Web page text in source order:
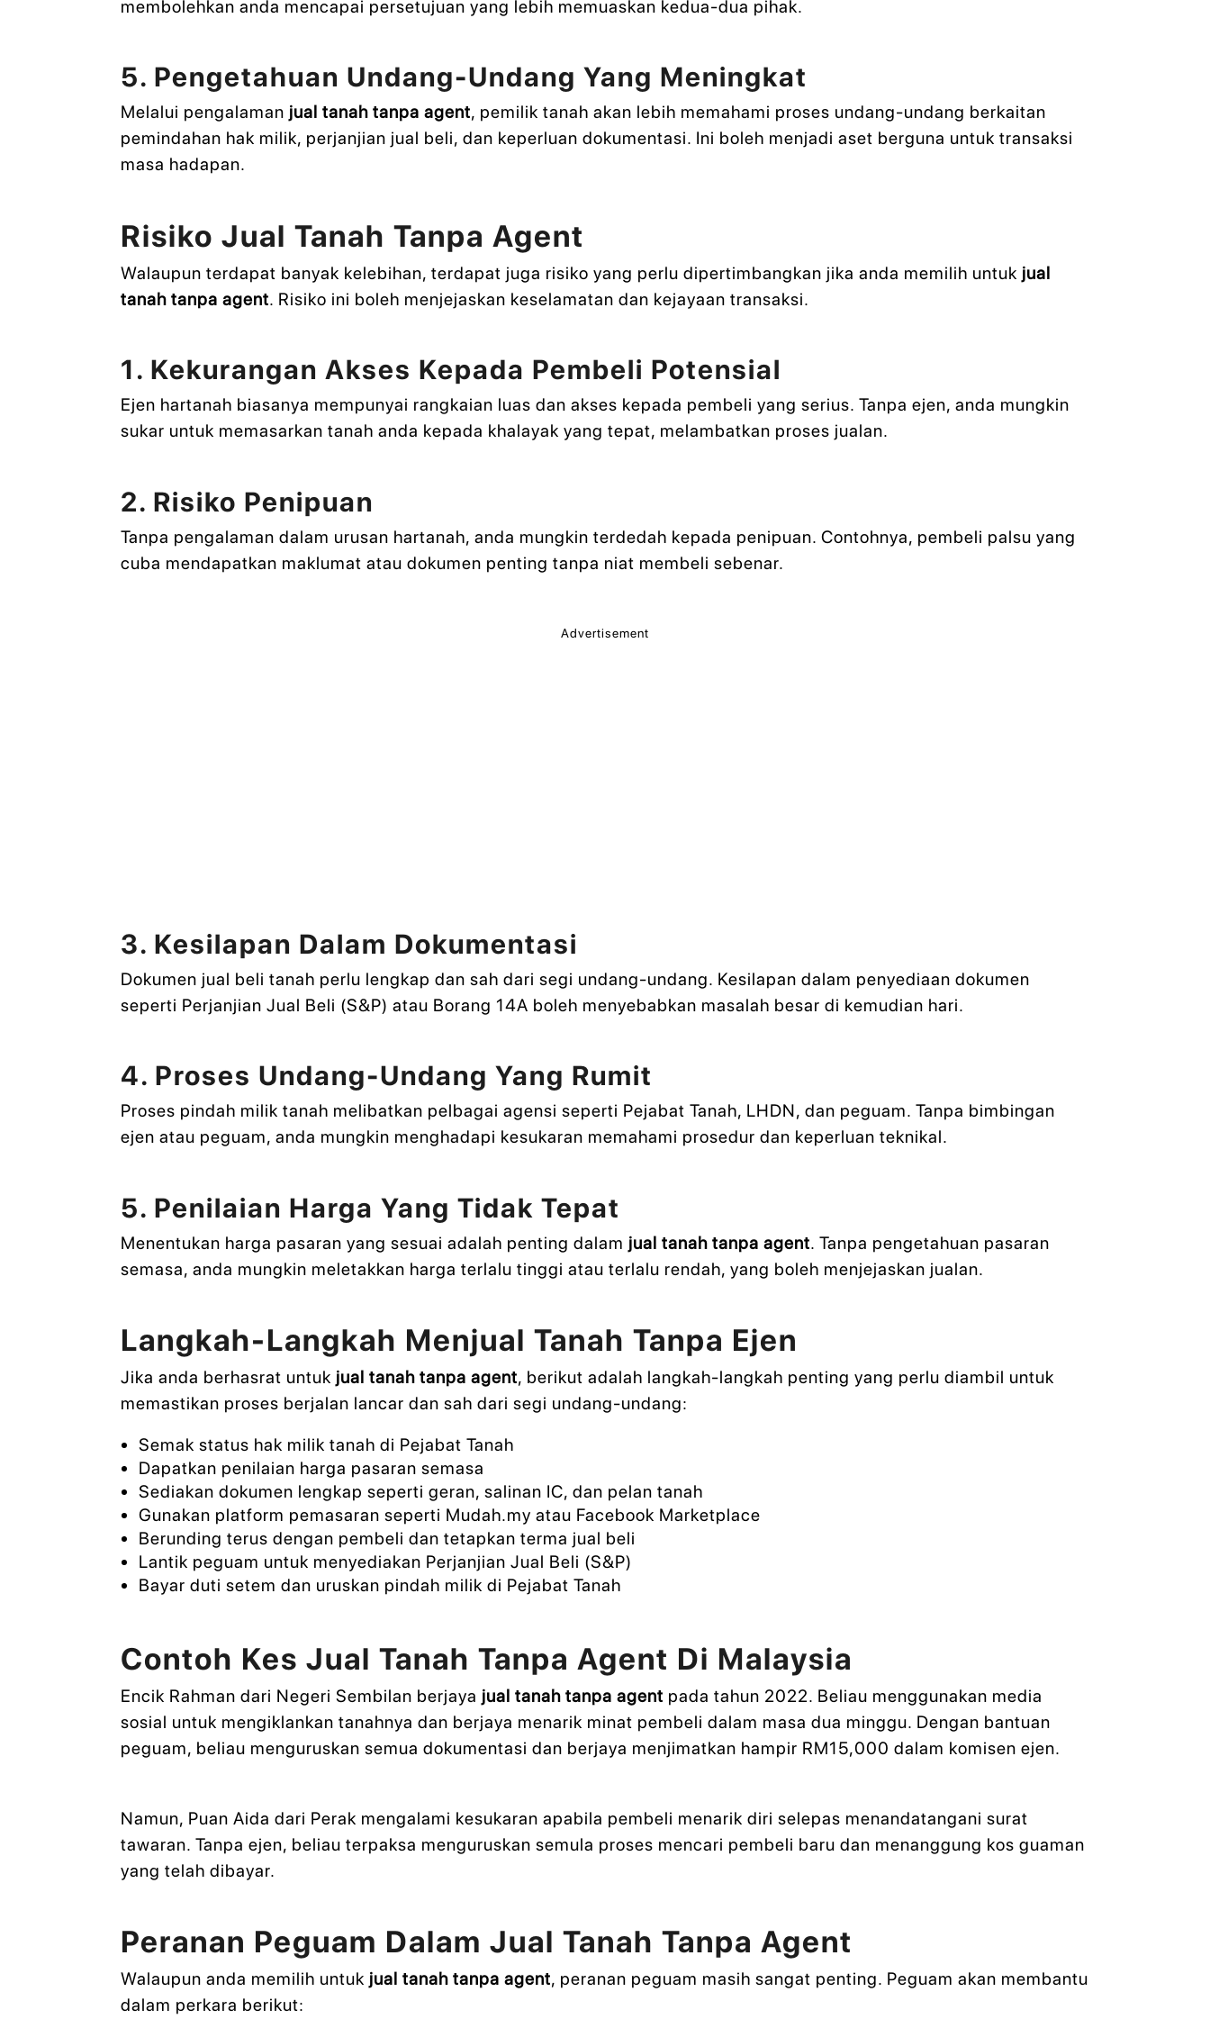
membolehkan anda mencapai persetujuan yang lebih memuaskan kedua-dua pihak.
5. Pengetahuan Undang-Undang Yang Meningkat
Melalui pengalaman jual tanah tanpa agent, pemilik tanah akan lebih memahami proses undang-undang berkaitan
pemindahan hak milik, perjanjian jual beli, dan keperluan dokumentasi. Ini boleh menjadi aset berguna untuk transaksi
masa hadapan.
Risiko Jual Tanah Tanpa Agent
Walaupun terdapat banyak kelebihan, terdapat juga risiko yang perlu dipertimbangkan jika anda memilih untuk jual
tanah tanpa agent. Risiko ini boleh menjejaskan keselamatan dan kejayaan transaksi.
1. Kekurangan Akses Kepada Pembeli Potensial
Ejen hartanah biasanya mempunyai rangkaian luas dan akses kepada pembeli yang serius. Tanpa ejen, anda mungkin
sukar untuk memasarkan tanah anda kepada khalayak yang tepat, melambatkan proses jualan.
2. Risiko Penipuan
Tanpa pengalaman dalam urusan hartanah, anda mungkin terdedah kepada penipuan. Contohnya, pembeli palsu yang
cuba mendapatkan maklumat atau dokumen penting tanpa niat membeli sebenar.
Advertisement
3. Kesilapan Dalam Dokumentasi
Dokumen jual beli tanah perlu lengkap dan sah dari segi undang-undang. Kesilapan dalam penyediaan dokumen
seperti Perjanjian Jual Beli (S&P) atau Borang 14A boleh menyebabkan masalah besar di kemudian hari.
4. Proses Undang-Undang Yang Rumit
Proses pindah milik tanah melibatkan pelbagai agensi seperti Pejabat Tanah, LHDN, dan peguam. Tanpa bimbingan
ejen atau peguam, anda mungkin menghadapi kesukaran memahami prosedur dan keperluan teknikal.
5. Penilaian Harga Yang Tidak Tepat
Menentukan harga pasaran yang sesuai adalah penting dalam jual tanah tanpa agent. Tanpa pengetahuan pasaran
semasa, anda mungkin meletakkan harga terlalu tinggi atau terlalu rendah, yang boleh menjejaskan jualan.
Langkah-Langkah Menjual Tanah Tanpa Ejen
Jika anda berhasrat untuk jual tanah tanpa agent, berikut adalah langkah-langkah penting yang perlu diambil untuk
memastikan proses berjalan lancar dan sah dari segi undang-undang:
Semak status hak milik tanah di Pejabat Tanah
Dapatkan penilaian harga pasaran semasa
Sediakan dokumen lengkap seperti geran, salinan IC, dan pelan tanah
Gunakan platform pemasaran seperti Mudah.my atau Facebook Marketplace
Berunding terus dengan pembeli dan tetapkan terma jual beli
Lantik peguam untuk menyediakan Perjanjian Jual Beli (S&P)
Bayar duti setem dan uruskan pindah milik di Pejabat Tanah
Contoh Kes Jual Tanah Tanpa Agent Di Malaysia
Encik Rahman dari Negeri Sembilan berjaya jual tanah tanpa agent pada tahun 2022. Beliau menggunakan media
sosial untuk mengiklankan tanahnya dan berjaya menarik minat pembeli dalam masa dua minggu. Dengan bantuan
peguam, beliau menguruskan semua dokumentasi dan berjaya menjimatkan hampir RM15,000 dalam komisen ejen.
Namun, Puan Aida dari Perak mengalami kesukaran apabila pembeli menarik diri selepas menandatangani surat
tawaran. Tanpa ejen, beliau terpaksa menguruskan semula proses mencari pembeli baru dan menanggung kos guaman
yang telah dibayar.
Peranan Peguam Dalam Jual Tanah Tanpa Agent
Walaupun anda memilih untuk jual tanah tanpa agent, peranan peguam masih sangat penting. Peguam akan membantu
dalam perkara berikut: